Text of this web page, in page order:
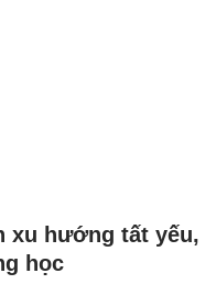
xu hướng tất yếu,
học